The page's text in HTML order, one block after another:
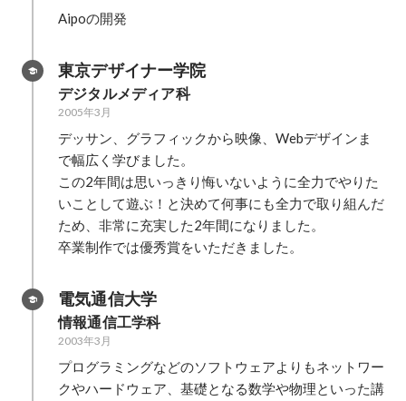
Aipoの開発
東京デザイナー学院
デジタルメディア科
2005年3月
デッサン、グラフィックから映像、Webデザインま
で幅広く学びました。
この2年間は思いっきり悔いないように全力でやりた
いことして遊ぶ！と決めて何事にも全力で取り組んだ
ため、非常に充実した2年間になりました。
卒業制作では優秀賞をいただきました。
電気通信大学
情報通信工学科
2003年3月
プログラミングなどのソフトウェアよりもネットワー
クやハードウェア、基礎となる数学や物理といった講